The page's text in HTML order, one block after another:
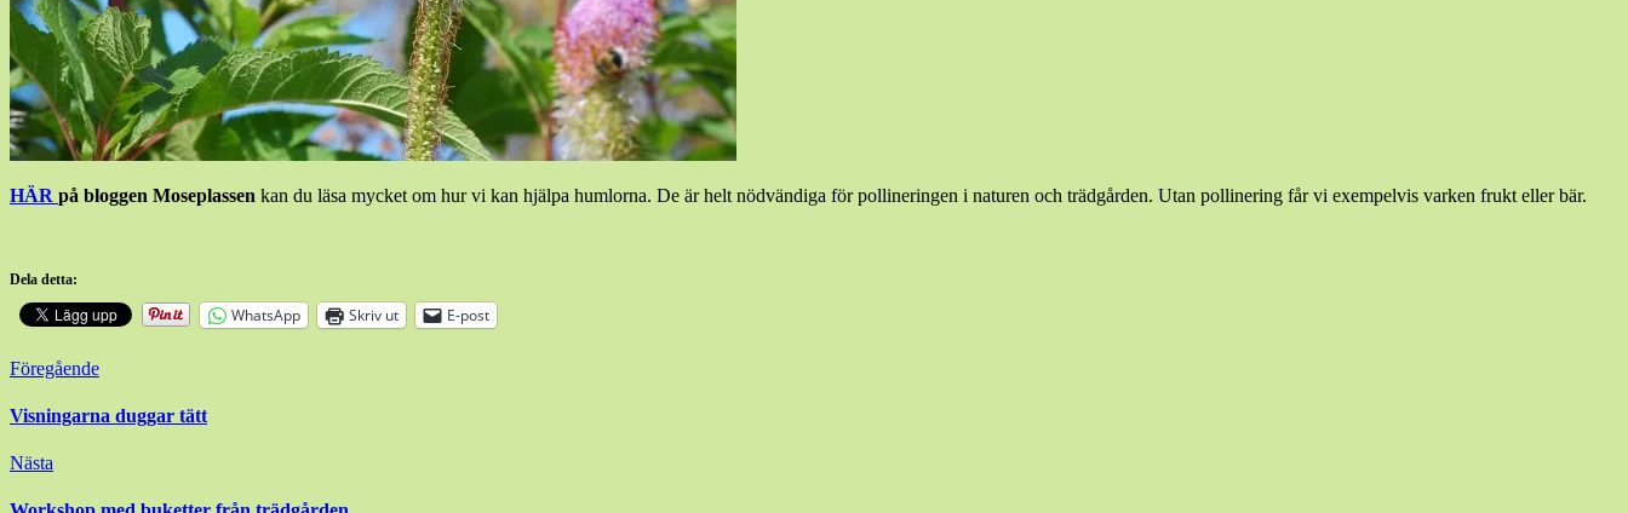
HÄR på bloggen Moseplassen kan du läsa mycket om hur vi kan hjälpa humlorna. De är helt nödvändiga för pollineringen i naturen och trädgården. Utan pollinering får vi exempelvis varken frukt eller bär.
Dela detta:
WhatsApp Skriv ut E-post
Inläggsnavigering
Föregående
Visningarna duggar tätt
Nästa